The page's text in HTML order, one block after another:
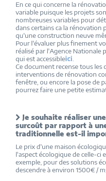
En ce qui concerne la
variable puisque les projets
nombreuses variables pour
dans certains ca la rénovation
qu'une construction neuve
Pour l'évaluer plus finement
réalisé par l'Agence
qui est accessibleici
Ce document recense tous
interventions de rénovation
fenêtre, ou encore la pose de
pourrez faire une petite
Je souhaite réaliser
surcoût par rapport à
traditionnelle est-il
Le prix d'une maison
l'aspect écologique de celle-ci
exemple, pour des solutions
descendre à environ 1500€ /